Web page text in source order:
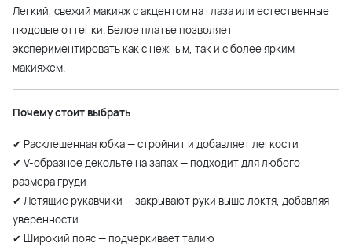
Легкий, свежий макияж с акцентом на глаза или естественные
нюдовые оттенки. Белое платье позволяет
экспериментировать как с нежным, так и с более ярким
макияжем.
Почему стоит выбрать
✔ Расклешенная юбка — стройнит и добавляет легкости
✔ V-образное декольте на запах — подходит для любого
размера груди
✔ Летящие рукавчики — закрывают руки выше локтя, добавляя
уверенности
✔ Широкий пояс — подчеркивает талию